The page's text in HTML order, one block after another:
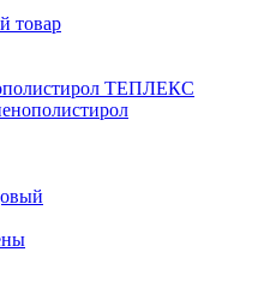
товар
ТЕПЛЕКС